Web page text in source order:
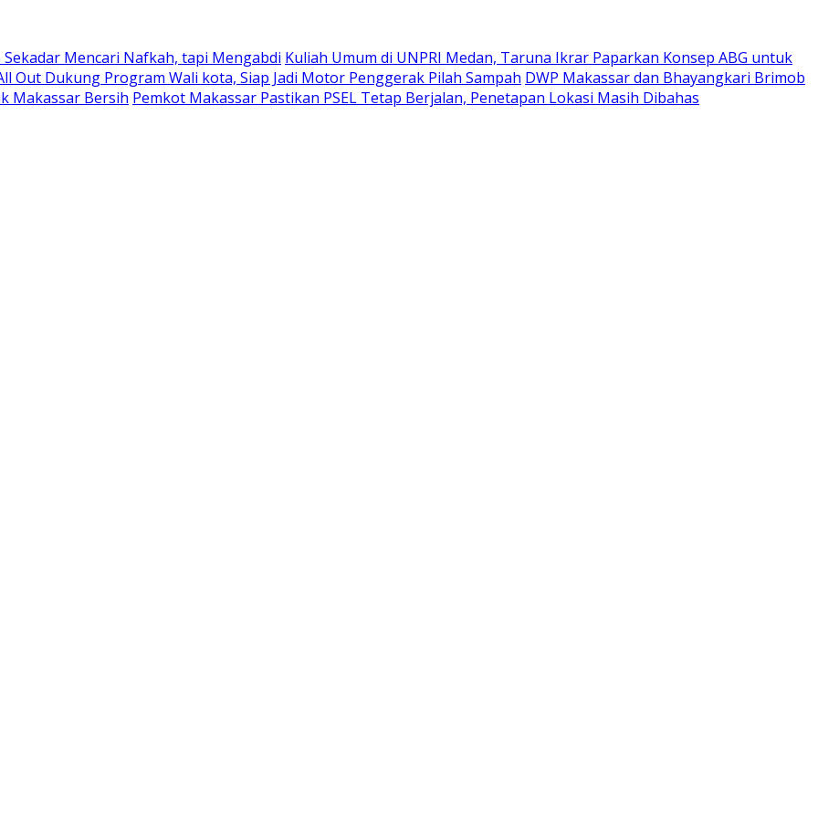
Mencari Nafkah, tapi Mengabdi Kuliah Umum di UNPRI Medan, Taruna Ikrar Paparkan Konsep ABG untuk
Out Dukung Program Wali kota, Siap Jadi Motor Penggerak Pilah Sampah DWP Makassar dan Bhayangkari Brimob
Makassar Bersih Pemkot Makassar Pastikan PSEL Tetap Berjalan, Penetapan Lokasi Masih Dibahas